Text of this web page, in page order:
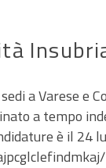
a Varese
a tempo
è il 24